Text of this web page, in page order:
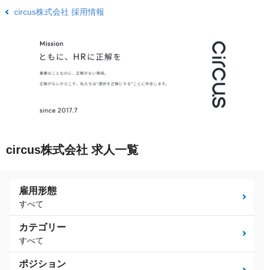
circus株式会社 採用情報
circus株式会社 求人一覧
雇用形態
すべて
カテゴリー
すべて
ポジション